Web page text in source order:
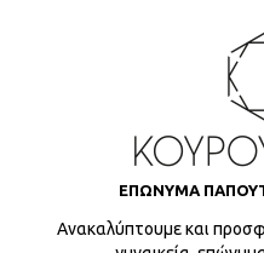
ΕΠΩΝΥΜΑ
Ανακαλύπτουμε και